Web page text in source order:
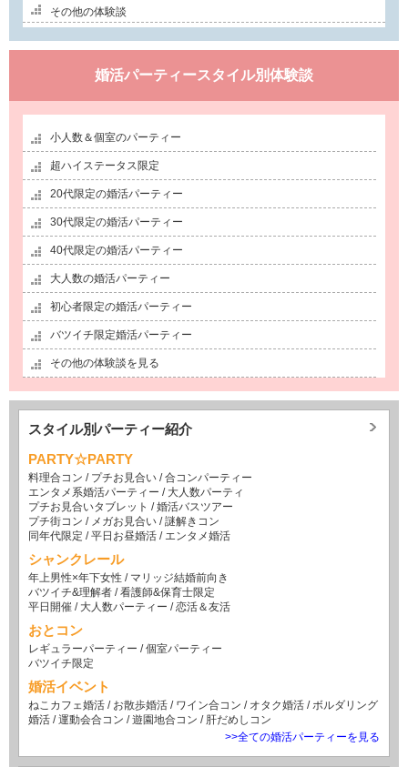
その他の体験談
婚活パーティースタイル別体験談
小人数＆個室のパーティー
超ハイステータス限定
20代限定の婚活パーティー
30代限定の婚活パーティー
40代限定の婚活パーティー
大人数の婚活パーティー
初心者限定の婚活パーティー
バツイチ限定婚活パーティー
その他の体験談を見る
スタイル別パーティー紹介
PARTY☆PARTY
料理合コン / プチお見合い /合コンパーティー
エンタメ系婚活パーティー / 大人数パーティ
プチお見合いタブレット /婚活バスツアー
プチ街コン / メガお見合い /謎解きコン
同年代限定 /平日お昼婚活 / エンタメ婚活
シャンクレール
年上男性×年下女性 / マリッジ結婚前向き
バツイチ&理解者 /看護師&保育士限定
平日開催 / 大人数パーティー /恋活＆友活
おとコン
レギュラーパーティー /個室パーティー
バツイチ限定
婚活イベント
ねこカフェ婚活 / お散歩婚活 / ワイン合コン / オタク婚活 / ボルダリング
婚活 /運動会合コン /遊園地合コン / 肝だめしコン
>>全ての婚活パーティーを見る